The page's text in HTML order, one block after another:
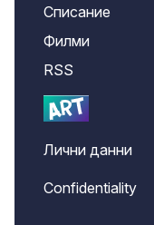
Списание
Филми
RSS
Лични данни
Confidentiality